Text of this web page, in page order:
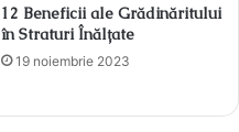
12 Beneficii ale Grădinăritului
în Straturi Înălțate
19 noiembrie 2023